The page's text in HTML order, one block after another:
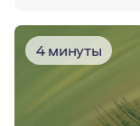
4 минуты